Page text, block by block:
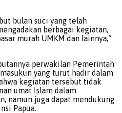
bulan suci yang telah
berbagai kegiatan,
murah UMKM dan lainnya,”
perwakilan Pemerintah
yang turut hadir dalam
kegiatan tersebut tidak
umat Islam dalam
namun juga dapat mendukung
Papua.